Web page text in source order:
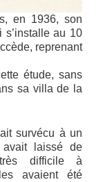
en 1936, son
s’installe au 10
reprenant
étude, sans
sa villa de la
survécu à un
laissé de
difficile à
avaient été